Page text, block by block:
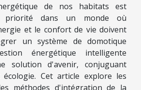
de nos habitats est
priorité dans un monde où
et le confort de vie doivent
un système de domotique
énergétique intelligente
solution d'avenir, conjuguant
Cet article explore les
méthodes d'intégration de la